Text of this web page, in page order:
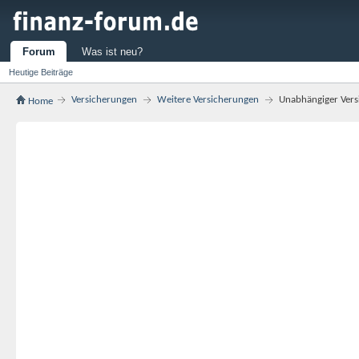
Forum
Heutige Beiträge
Was ist neu?
Home Versicherungen Weitere Versicherungen Unabhängiger